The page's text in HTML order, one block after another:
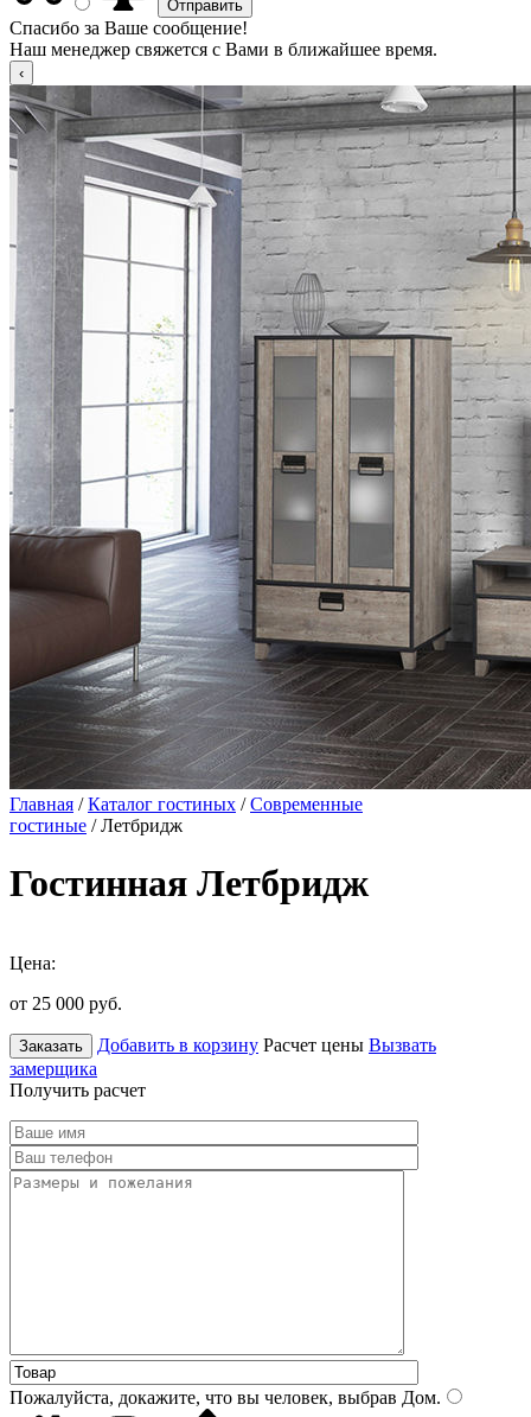
Спасибо за Ваше сообщение!
Наш менеджер свяжется с Вами в ближайшее время.
Главная /Каталог гостиных /Современные
гостиные / Летбридж
Гостинная Летбридж
Цена:
от 25 000 руб.
Заказать Добавить в корзину Расчет цены Вызвать
замерщика
Получить расчет
Пожалуйста, докажите, что вы человек, выбрав Дом.